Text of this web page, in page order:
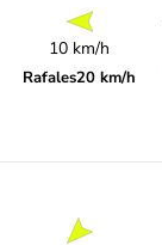
10 km/h
Rafales20 km/h